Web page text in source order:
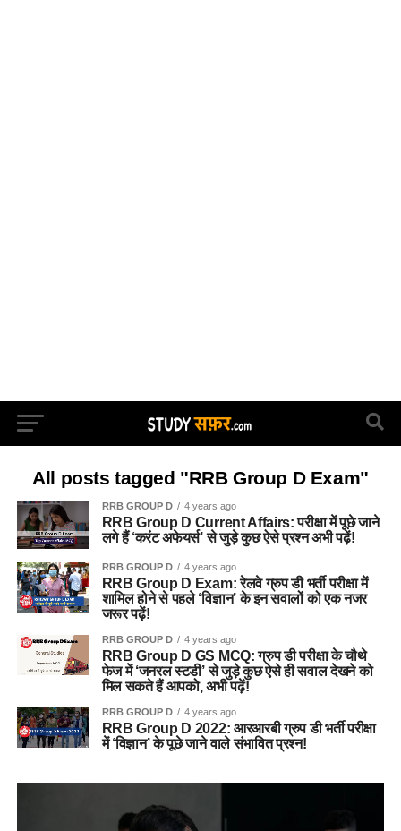
All posts tagged "RRB Group D Exam"
RRB GROUP D 4 years ago
RRB Group D Current Affairs: परीक्षा में पूछे जाने
लगे हैं ‘करंट अफेयर्स’ से जुड़े कुछ ऐसे प्रश्न अभी पढ़ें!
RRB GROUP D 4 years ago
RRB Group D Exam: रेलवे ग्रुप डी भर्ती परीक्षा में
शामिल होने से पहले ‘विज्ञान’ के इन सवालों को एक नजर
जरूर पढ़ें!
RRB GROUP D 4 years ago
RRB Group D GS MCQ: ग्रुप डी परीक्षा के चौथे
फेज में ‘जनरल स्टडी’ से जुड़े कुछ ऐसे ही सवाल देखने को
मिल सकते हैं आपको, अभी पढ़ें!
RRB GROUP D 4 years ago
RRB Group D 2022: आरआरबी ग्रुप डी भर्ती परीक्षा
में ‘विज्ञान’ के पूछे जाने वाले संभावित प्रश्न!